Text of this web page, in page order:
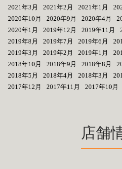
2021年3月
2021年2月 2021年1月
2020年10月
2020年9月 2020年4月
2020年1月
2019年12月 2019年11月
2019年8月
2019年7月 2019年6月
2019年3月
2019年2月 2019年1月
2018年10月
2018年9月 2018年8月
2018年5月
2018年4月 2018年3月
2017年12月
2017年11月 2017年10月
店舗